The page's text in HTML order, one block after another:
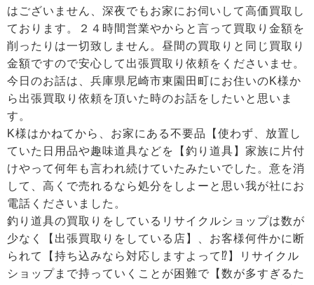
はございません、深夜でもお家にお伺いして高価買取し
ております。２４時間営業やからと言って買取り金額を
削ったりは一切致しません。昼間の買取りと同じ買取り
金額ですので安心して出張買取り依頼をくださいませ。
今日のお話は、兵庫県尼崎市東園田町にお住いのK様か
ら出張買取り依頼を頂いた時のお話をしたいと思いま
す。
K様はかねてから、お家にある不要品【使わず、放置し
ていた日用品や趣味道具などを【釣り道具】家族に片付
けやって何年も言われ続けていたみたいでした。意を消
して、高くで売れるなら処分をしよーと思い我が社にお
電話くださいました。
釣り道具の買取りをしているリサイクルショップは数が
少なく【出張買取りをしている店】、お客様何件かに断
られて【持ち込みなら対応しますよって⁉】リサイクル
ショップまで持っていくことが困難で【数が多すぎるた